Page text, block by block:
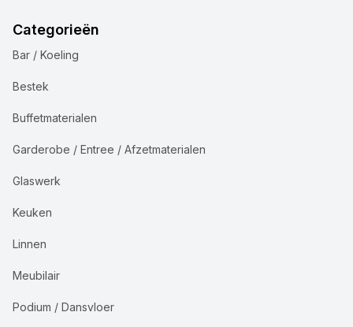
Categorieën
Bar / Koeling
Bestek
Buffetmaterialen
Garderobe / Entree / Afzetmaterialen
Glaswerk
Keuken
Linnen
Meubilair
Podium / Dansvloer